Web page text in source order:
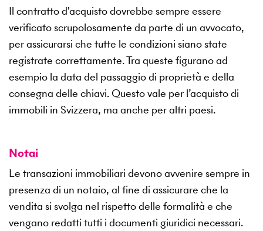
Il contratto d'acquisto dovrebbe sempre essere
verificato scrupolosamente da parte di un avvocato,
per assicurarsi che tutte le condizioni siano state
registrate correttamente. Tra queste figurano ad
esempio la data del passaggio di proprietà e della
consegna delle chiavi. Questo vale per l’acquisto di
immobili in Svizzera, ma anche per altri paesi.
Notai
Le transazioni immobiliari devono avvenire sempre in
presenza di un notaio, al fine di assicurare che la
vendita si svolga nel rispetto delle formalità e che
vengano redatti tutti i documenti giuridici necessari.